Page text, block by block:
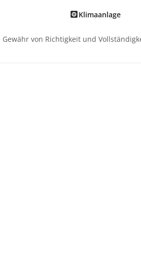
Klimaanlage
von Richtigkeit und